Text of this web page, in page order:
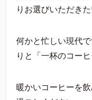
りお選びいただきた
何かと忙しい現代
りと「一杯のコー
暖かいコーヒーを